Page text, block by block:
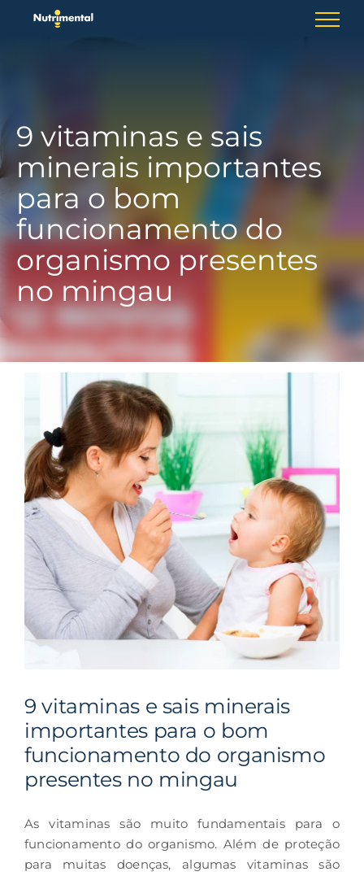
9 vitaminas e sais
minerais importantes
para o bom
funcionamento do
organismo presentes
no mingau
9 vitaminas e sais minerais
importantes para o bom
funcionamento do organismo
presentes no mingau
As vitaminas são muito fundamentais para o
funcionamento do organismo. Além de proteção
para muitas doenças, algumas vitaminas são